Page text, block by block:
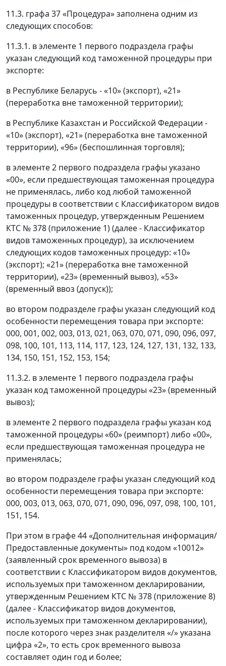
11.3. графа 37 «Процедура» заполнена одним из
следующих способов:
11.3.1. в элементе 1 первого подраздела графы
указан следующий код таможенной процедуры при
экспорте:
в Республике Беларусь - «10» (экспорт), «21»
(переработка вне таможенной территории);
в Республике Казахстан и Российской Федерации -
«10» (экспорт), «21» (переработка вне таможенной
территории), «96» (беспошлинная торговля);
в элементе 2 первого подраздела графы указано
«00», если предшествующая таможенная процедура
не применялась, либо код любой таможенной
процедуры в соответствии с Классификатором видов
таможенных процедур, утвержденным Решением
КТС № 378 (приложение 1) (далее - Классификатор
видов таможенных процедур), за исключением
следующих кодов таможенных процедур: «10»
(экспорт); «21» (переработка вне таможенной
территории), «23» (временный вывоз), «53»
(временный ввоз (допуск));
во втором подразделе графы указан следующий код
особенности перемещения товара при экспорте:
000, 001, 002, 003, 013, 021, 063, 070, 071, 090, 096, 097,
098, 100, 101, 113, 114, 117, 123, 124, 127, 131, 132, 133,
134, 150, 151, 152, 153, 154;
11.3.2. в элементе 1 первого подраздела графы
указан код таможенной процедуры «23» (временный
вывоз);
в элементе 2 первого подраздела графы указан код
таможенной процедуры «60» (реимпорт) либо «00»,
если предшествующая таможенная процедура не
применялась;
во втором подразделе графы указан следующий код
особенности перемещения товара при экспорте:
000, 003, 013, 063, 070, 071, 090, 096, 097, 098, 100, 101,
151, 154.
При этом в графе 44 «Дополнительная информация/
Предоставленные документы» под кодом «10012»
(заявленный срок временного вывоза) в
соответствии с Классификатором видов документов,
используемых при таможенном декларировании,
утвержденным Решением КТС № 378 (приложение 8)
(далее - Классификатор видов документов,
используемых при таможенном декларировании),
после которого через знак разделителя «/» указана
цифра «2», то есть срок временного вывоза
составляет один год и более;